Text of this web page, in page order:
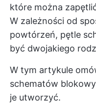
które można
W zależności od
powtórzeń, pętle
być dwojakiego
W tym artykule
schematów
je utworzyć.